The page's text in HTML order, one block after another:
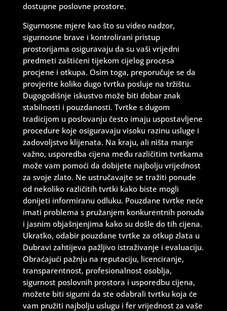
dostupne poslovne prostore.
Sigurnosne mjere kao što su video nadzor,
sigurnosne brave i kontrolirani pristup
prostorijama osiguravaju da su vaši vrijedni
predmeti zaštićeni tijekom cijelog procesa
procjene i otkupa. Osim toga, preporučuje se da
provjerite koliko dugo tvrtka posluje na tržištu.
Dugogodišnje iskustvo može biti dobar znak
stabilnosti i pouzdanosti. Tvrtke s dugom
tradicijom u poslovanju često imaju uspostavljene
procedure koje osiguravaju visoku razinu usluge i
zadovoljstvo klijenata. Na kraju, ali ništa manje
važno, usporedba cijena među različitim tvrtkama
može vam pomoći da dobijete najbolju vrijednost
za svoje zlato. Ne ustručavajte se tražiti ponude
od nekoliko različitih tvrtki kako biste mogli
donijeti informiranu odluku. Pouzdane tvrtke neće
imati problema s pružanjem konkurentnih ponuda
i jasnim objašnjenjima kako su došle do tih cijena.
Ukratko, odabir pouzdane tvrtke za otkup zlata u
Dubravi zahtijeva pažljivo istraživanje i evaluaciju.
Obraćajući pažnju na reputaciju, licenciranje,
transparentnost, profesionalnost osoblja,
sigurnost poslovnih prostora i usporedbu cijena,
možete biti sigurni da ste odabrali tvrtku koja će
vam pružiti najbolju uslugu i fer vrijednost za vaše